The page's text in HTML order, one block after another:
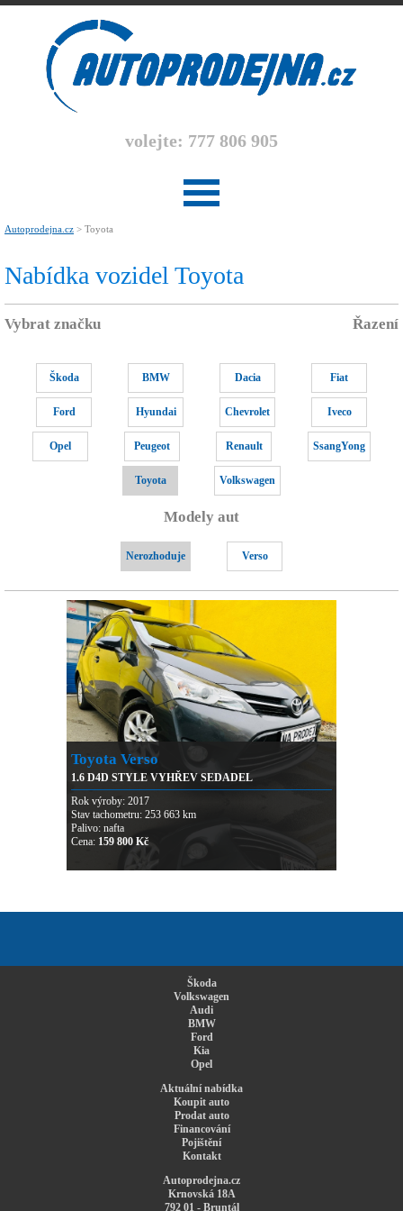
volejte: 777 806 905
Autoprodejna.cz > Toyota
Nabídka vozidel Toyota
Vybrat značku Řazení
Škoda BMW Dacia Fiat
Ford Hyundai Chevrolet Iveco
Opel Peugeot Renault SsangYong
Toyota Volkswagen
Modely aut
Nerozhoduje Verso
Toyota Verso
1.6 D4D STYLE VYHŘEV SEDADEL
Rok výroby: 2017
Stav tachometru: 253 663 km
Palivo: nafta
Cena: 159 800 Kč
Škoda
Volkswagen
Audi
BMW
Ford
Kia
Opel
Aktuální nabídka
Koupit auto
Prodat auto
Financování
Pojištění
Kontakt
Autoprodejna.cz
Krnovská 18A
792 01 - Bruntál